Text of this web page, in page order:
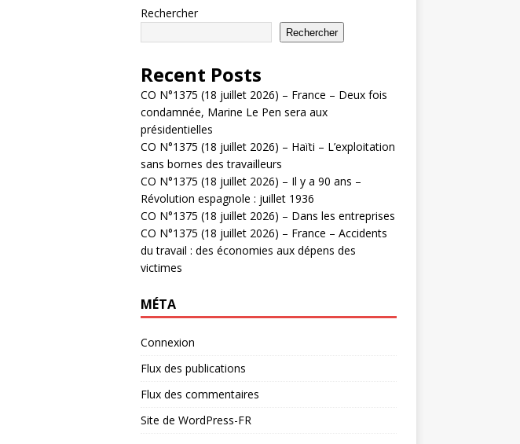
Rechercher
Rechercher
Recent Posts
CO N°1375 (18 juillet 2026) – France – Deux fois
condamnée, Marine Le Pen sera aux
présidentielles
CO N°1375 (18 juillet 2026) – Haïti – L’exploitation
sans bornes des travailleurs
CO N°1375 (18 juillet 2026) – Il y a 90 ans –
Révolution espagnole : juillet 1936
CO N°1375 (18 juillet 2026) – Dans les entreprises
CO N°1375 (18 juillet 2026) – France – Accidents
du travail : des économies aux dépens des
victimes
MÉTA
Connexion
Flux des publications
Flux des commentaires
Site de WordPress-FR